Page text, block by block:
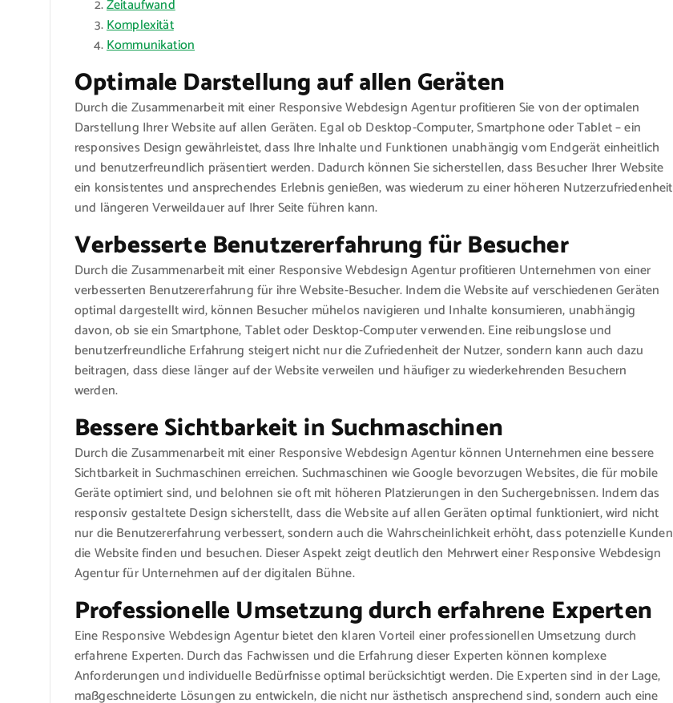
Zeitaufwand
Komplexität
Kommunikation
Optimale Darstellung auf allen Geräten
Durch die Zusammenarbeit mit einer Responsive Webdesign Agentur profitieren Sie von der optimalen
Darstellung Ihrer Website auf allen Geräten. Egal ob Desktop-Computer, Smartphone oder Tablet – ein
responsives Design gewährleistet, dass Ihre Inhalte und Funktionen unabhängig vom Endgerät einheitlich
und benutzerfreundlich präsentiert werden. Dadurch können Sie sicherstellen, dass Besucher Ihrer Website
ein konsistentes und ansprechendes Erlebnis genießen, was wiederum zu einer höheren Nutzerzufriedenheit
und längeren Verweildauer auf Ihrer Seite führen kann.
Verbesserte Benutzererfahrung für Besucher
Durch die Zusammenarbeit mit einer Responsive Webdesign Agentur profitieren Unternehmen von einer
verbesserten Benutzererfahrung für ihre Website-Besucher. Indem die Website auf verschiedenen Geräten
optimal dargestellt wird, können Besucher mühelos navigieren und Inhalte konsumieren, unabhängig
davon, ob sie ein Smartphone, Tablet oder Desktop-Computer verwenden. Eine reibungslose und
benutzerfreundliche Erfahrung steigert nicht nur die Zufriedenheit der Nutzer, sondern kann auch dazu
beitragen, dass diese länger auf der Website verweilen und häufiger zu wiederkehrenden Besuchern
werden.
Bessere Sichtbarkeit in Suchmaschinen
Durch die Zusammenarbeit mit einer Responsive Webdesign Agentur können Unternehmen eine bessere
Sichtbarkeit in Suchmaschinen erreichen. Suchmaschinen wie Google bevorzugen Websites, die für mobile
Geräte optimiert sind, und belohnen sie oft mit höheren Platzierungen in den Suchergebnissen. Indem das
responsiv gestaltete Design sicherstellt, dass die Website auf allen Geräten optimal funktioniert, wird nicht
nur die Benutzererfahrung verbessert, sondern auch die Wahrscheinlichkeit erhöht, dass potenzielle Kunden
die Website finden und besuchen. Dieser Aspekt zeigt deutlich den Mehrwert einer Responsive Webdesign
Agentur für Unternehmen auf der digitalen Bühne.
Professionelle Umsetzung durch erfahrene Experten
Eine Responsive Webdesign Agentur bietet den klaren Vorteil einer professionellen Umsetzung durch
erfahrene Experten. Durch das Fachwissen und die Erfahrung dieser Experten können komplexe
Anforderungen und individuelle Bedürfnisse optimal berücksichtigt werden. Die Experten sind in der Lage,
maßgeschneiderte Lösungen zu entwickeln, die nicht nur ästhetisch ansprechend sind, sondern auch eine